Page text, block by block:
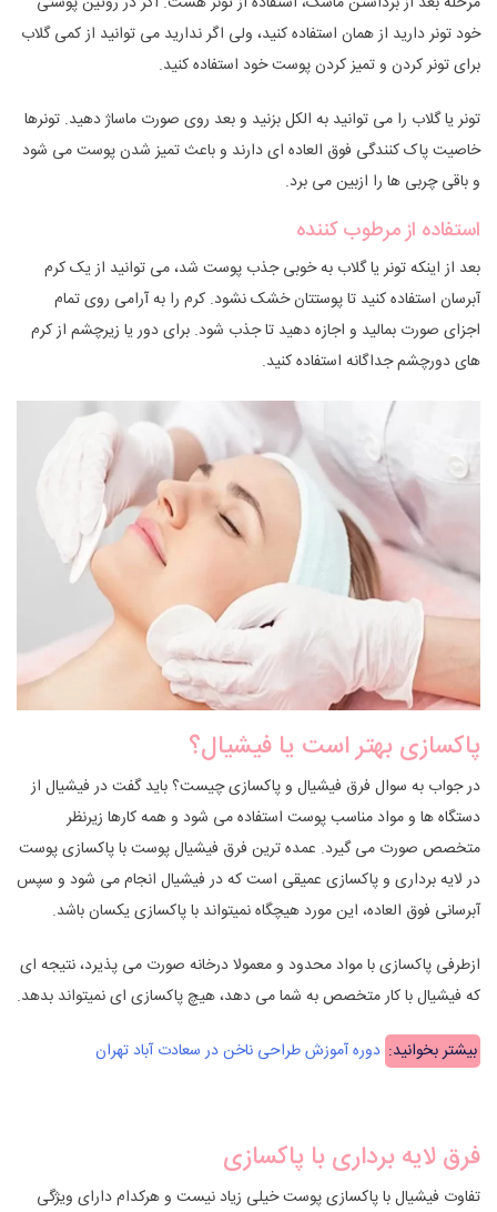
خود تونر دارید از همان استفاده کنید، ولی اگر ندارید می توانید از کمی گلاب
برای تونر کردن و تمیز کردن پوست خود استفاده کنید.
تونر یا گلاب را می توانید به الکل بزنید و بعد روی صورت ماساژ دهید. تونرها
خاصیت پاک کنندگی فوق العاده ای دارند و باعث تمیز شدن پوست می شود
و باقی چربی ها را ازبین می برد.
استفاده از مرطوب کننده
بعد از اینکه تونر یا گلاب به خوبی جذب پوست شد، می توانید از یک کرم
آبرسان استفاده کنید تا پوستتان خشک نشود. کرم را به آرامی روی تمام
اجزای صورت بمالید و اجازه دهید تا جذب شود. برای دور یا زیرچشم از کرم
های دورچشم جداگانه استفاده کنید.
پاکسازی بهتر است یا فیشیال؟
در جواب به سوال فرق فیشیال و پاکسازی چیست؟ باید گفت در فیشیال از
دستگاه ها و مواد مناسب پوست استفاده می شود و همه کارها زیرنظر
متخصص صورت می گیرد. عمده ترین فرق فیشیال پوست با پاکسازی پوست
در لایه برداری و پاکسازی عمیقی است که در فیشیال انجام می شود و سپس
آبرسانی فوق العاده، این مورد هیچگاه نمیتواند با پاکسازی یکسان باشد.
ازطرفی پاکسازی با مواد محدود و معمولا درخانه صورت می پذیرد، نتیجه ای
که فیشیال با کار متخصص به شما می دهد، هیچ پاکسازی ای نمیتواند بدهد.
بیشتر بخوانید: دوره آموزش طراحی ناخن در سعادت آباد تهران
فرق لایه برداری با پاکسازی
تفاوت فیشیال با پاکسازی پوست خیلی زیاد نیست و هرکدام دارای ویژگی